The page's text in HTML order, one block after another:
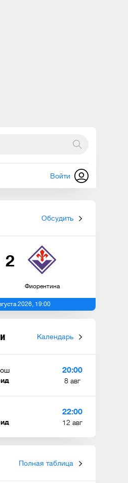
Войти
Обсудить
2
Фиорентина
2026, 19:00
Календарь
20:00
8 авг
22:00
12 авг
Полная таблица